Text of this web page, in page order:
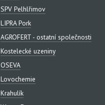
SPV Pelhlřimov
LIPRA Pork
AGROFERT - ostatní společnosti
Kostelecké uzeniny
OSEVA
Lovochemie
Krahulík